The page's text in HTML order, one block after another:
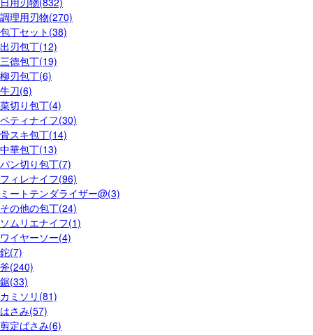
調理用刃物(270)
包丁セット(38)
出刃包丁(12)
三徳包丁(19)
柳刃包丁(6)
牛刀(6)
菜切り包丁(4)
ペティナイフ(30)
骨スキ包丁(14)
中華包丁(13)
パン切り包丁(7)
フィレナイフ(96)
ミートテンダライザー@(3)
その他の包丁(24)
ソムリエナイフ(1)
ワイヤーソー(4)
鉈(7)
斧(240)
鋸(33)
カミソリ(81)
はさみ(57)
剪定ばさみ(6)